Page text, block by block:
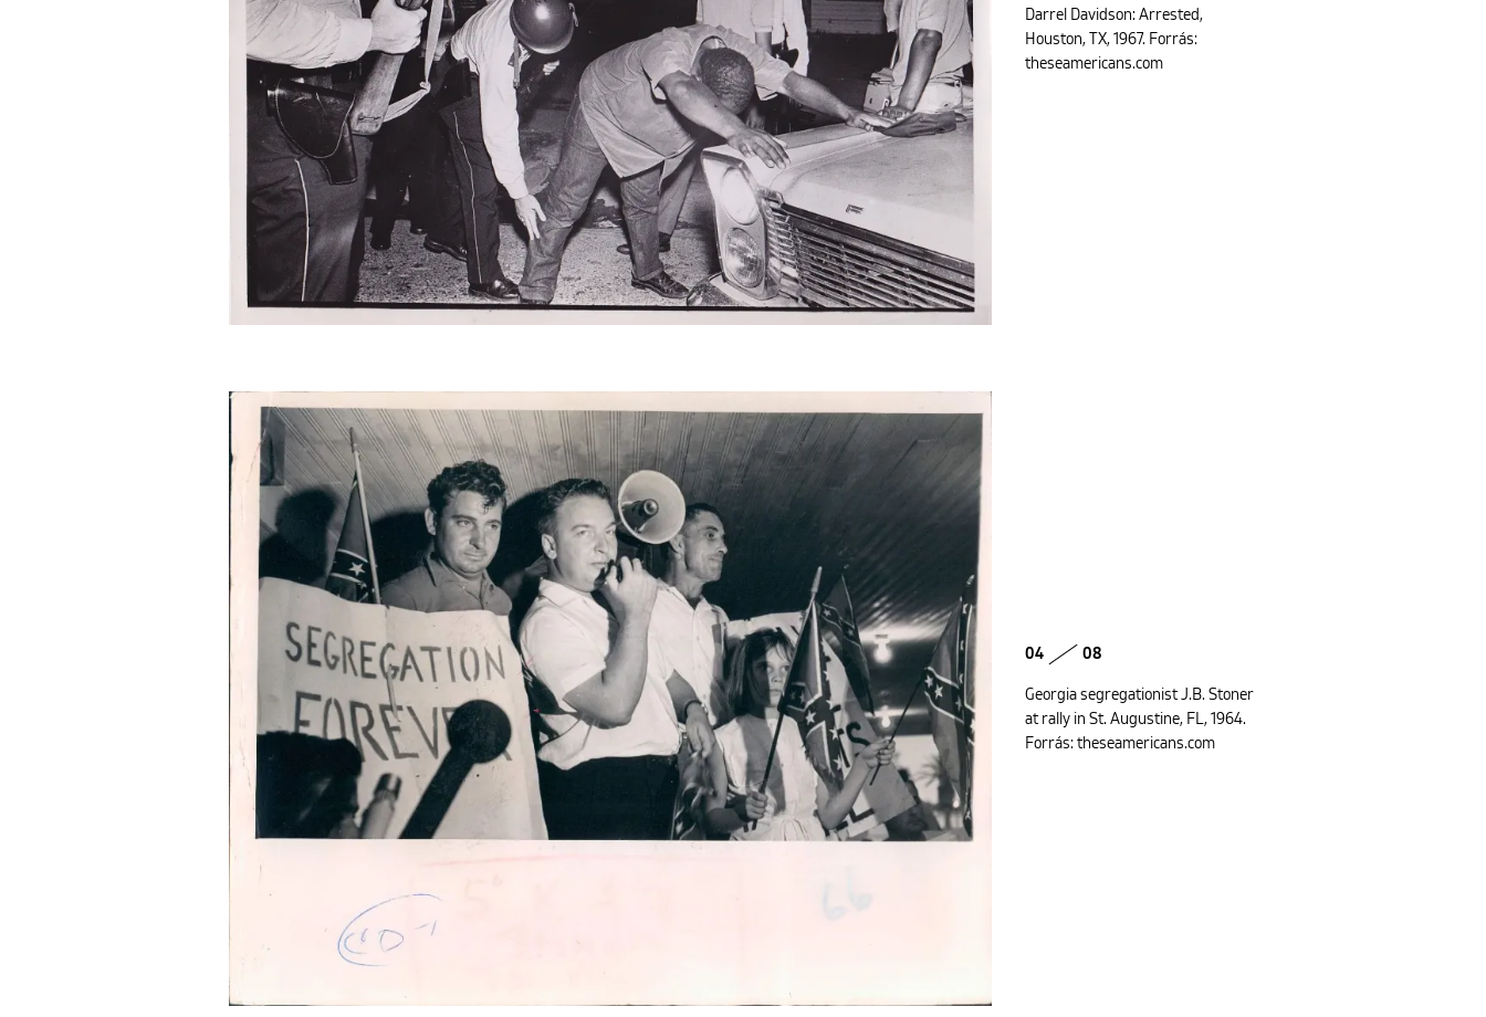
Darrel Davidson: Arrested,
Houston, TX, 1967. Forrás:
theseamericans.com
04 08
Georgia segregationist J.B. Stoner
at rally in St. Augustine, FL, 1964.
Forrás: theseamericans.com